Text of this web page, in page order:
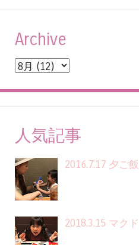
Archive
人気記事
2016.7.17 夕ご飯
2018.3.15 マクド